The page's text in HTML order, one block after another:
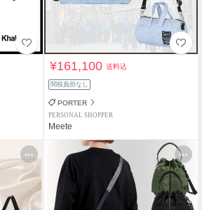
¥161,100送料込
関税負担なし
PORTER
PERSONAL SHOPPER
Meete